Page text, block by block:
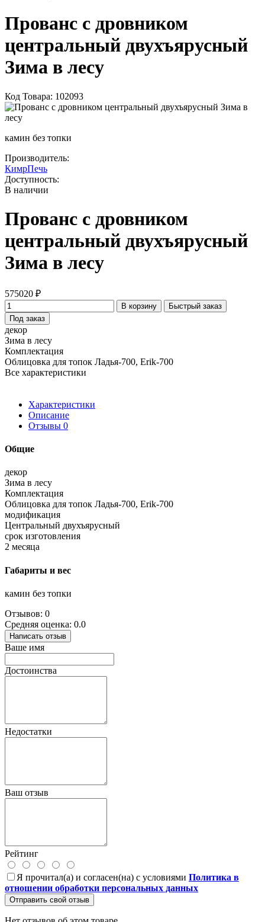
Прованс с дровником
центральный двухъярусный
Зима в лесу
Код Товара: 102093
камин без топки
Производитель:
КимрПечь
Доступность:
В наличии
Прованс с дровником
центральный двухъярусный
Зима в лесу
575020 ₽
В корзину
Быстрый заказ
Под заказ
декор
Зима в лесу
Комплектация
Облицовка для топок Ладья-700, Erik-700
Все характеристики
Характеристики
Описание
Отзывы 0
Общие
декор
Зима в лесу
Комплектация
Облицовка для топок Ладья-700, Erik-700
модификация
Центральный двухъярусный
срок изготовления
2 месяца
Габариты и вес
камин без топки
Отзывов: 0
Средняя оценка: 0.0
Написать отзыв
Ваше имя
Достоинства
Недостатки
Ваш отзыв
Рейтинг
Я прочитал(а) и согласен(на) с условиями Политика в
отношении обработки персональных данных
Отправить свой отзыв